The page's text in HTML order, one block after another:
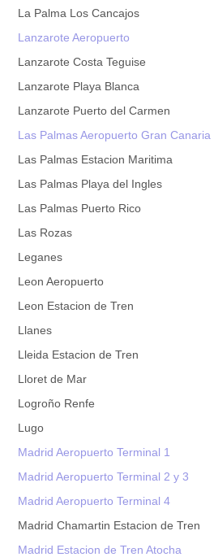
La Palma Los Cancajos
Lanzarote Aeropuerto
Lanzarote Costa Teguise
Lanzarote Playa Blanca
Lanzarote Puerto del Carmen
Las Palmas Aeropuerto Gran Canaria
Las Palmas Estacion Maritima
Las Palmas Playa del Ingles
Las Palmas Puerto Rico
Las Rozas
Leganes
Leon Aeropuerto
Leon Estacion de Tren
Llanes
Lleida Estacion de Tren
Lloret de Mar
Logroño Renfe
Lugo
Madrid Aeropuerto Terminal 1
Madrid Aeropuerto Terminal 2 y 3
Madrid Aeropuerto Terminal 4
Madrid Chamartin Estacion de Tren
Madrid Estacion de Tren Atocha